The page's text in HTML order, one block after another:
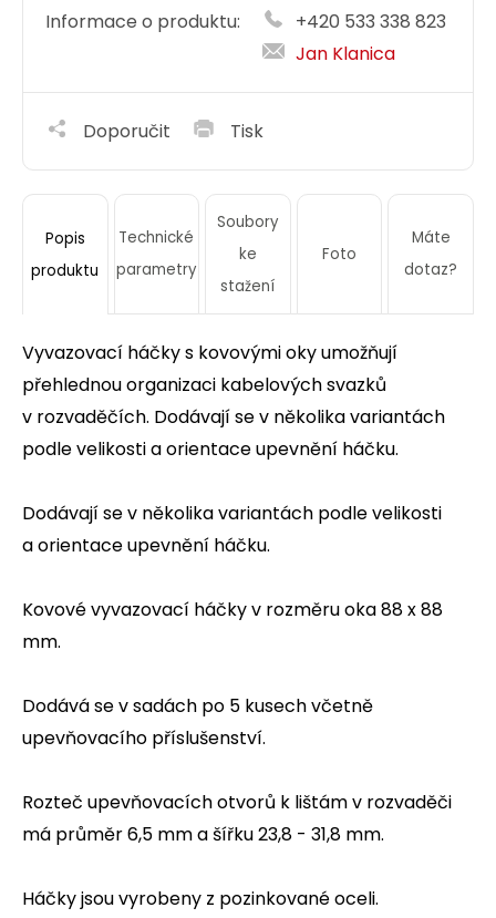
Informace o produktu:
+420 533 338 823
Jan Klanica
Doporučit Tisk
Popis
produktu
Technické
parametry
Soubory
ke
stažení
Foto
Máte
dotaz?
Vyvazovací háčky s kovovými oky umožňují
přehlednou organizaci kabelových svazků
v rozvaděčích. Dodávají se v několika variantách
podle velikosti a orientace upevnění háčku.
Dodávají se v několika variantách podle velikosti
a orientace upevnění háčku.
Kovové vyvazovací háčky v rozměru oka 88 x 88
mm.
Dodává se v sadách po 5 kusech včetně
upevňovacího příslušenství.
Rozteč upevňovacích otvorů k lištám v rozvaděči
má průměr 6,5 mm a šířku 23,8 - 31,8 mm.
Háčky jsou vyrobeny z pozinkované oceli.